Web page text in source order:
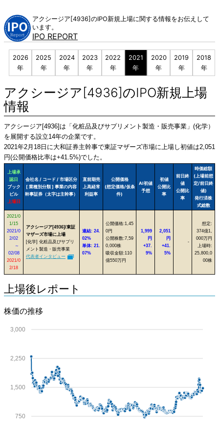
content
アクシージア[4936]のIPO新規上場に関する情報をお伝えして
います。
IPO REPORT
2026
年
2025
年
2024
年
2023
年
2022
年
2021
年
2020
年
2019
年
2018
年
アクシージア[4936]のIPO新規上場
情報
アクシージア[4936]は「化粧品及びサプリメント製造・販売事業」(化学）
を展開する設立14年の企業です。
2021年2月18日に大和証券主幹事で東証マザーズ市場に上場し初値は2,051
円(公開価格比率は+41.5%)でした。
上場承
認日
ブック
ビル
上場日
会社名 / コード / 市場区分
[ 業種別分類 ] 事業の内容
幹事証券（太字は主幹事）
直前期売
上高経常
利益率
公開価格
(想定価格/仮条
件)
AI初値
予想
初値
公開比
率
前日終
値
公開比
率
時価総額
(上場前想
定/前日終
値)
発行済株
式総数
2021/0
1/15
2021/0
2/02
～
02/08
2021/0
2/18
アクシージア[4936]/東証
マザーズ市場に上場
[化学] 化粧品及びサプリ
メント製造・販売事業
代表者インタビュー
連結: 24.
02%
単体: 21.
07%
公開価格:1,45
0円
公開株数:7,59
0,000株
吸収金額:110
億550万円
1,999
円
+37.
9%
2,051
円
+41.
5%
-
想定:
374億1,
000万円
上場時:
25,800,0
00株
上場後レポート
株価の推移
750
1,500
2,250
3,000